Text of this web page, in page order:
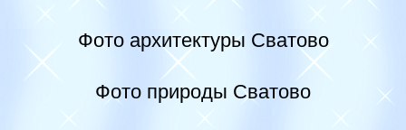
Фото архитектуры Сватово
Фото природы Сватово